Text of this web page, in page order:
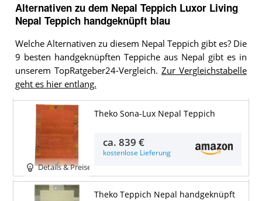
Alternativen zu dem Nepal Teppich Luxor Living
Nepal Teppich handgeknüpft blau
Welche Alternativen zu diesem Nepal Teppich gibt es? Die
9 besten handgeknüpften Teppiche aus Nepal gibt es in
unserem TopRatgeber24-Vergleich. Zur Vergleichstabelle
geht es hier entlang.
Details & Preise
Theko Sona-Lux Nepal Teppich
ca.839 €
kostenlose Lieferung
Theko Teppich Nepal handgeknüpft